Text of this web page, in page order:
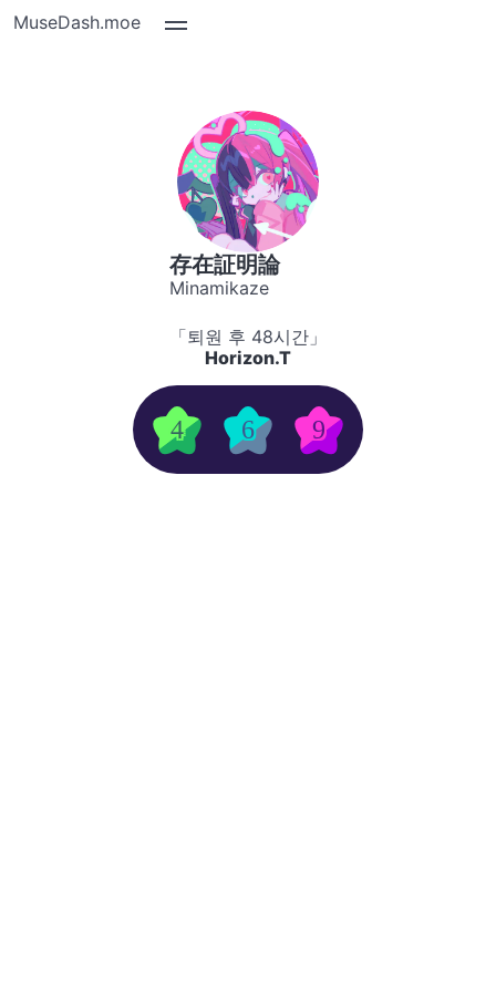
MuseDash.moe
存在証明論
Minamikaze
「퇴원 후 48시간」
Horizon.T
4 6 9